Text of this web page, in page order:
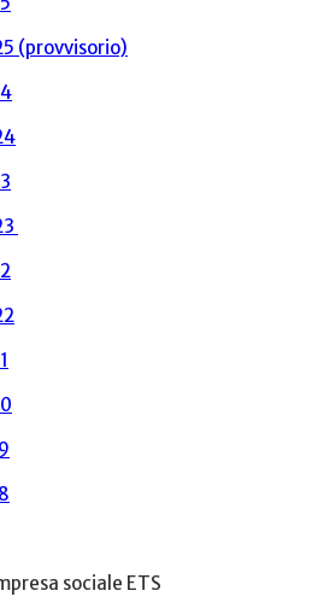
(provvisorio)
sociale ETS